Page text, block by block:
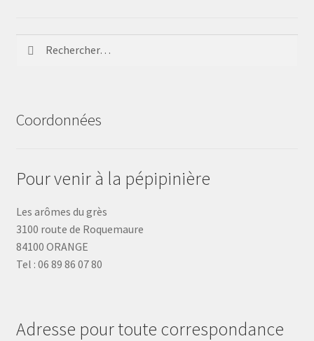
Coordonnées
Pour venir à la pépipinière
Les arômes du grès
3100 route de Roquemaure
84100 ORANGE
Tel : 06 89 86 07 80
Adresse pour toute correspondance